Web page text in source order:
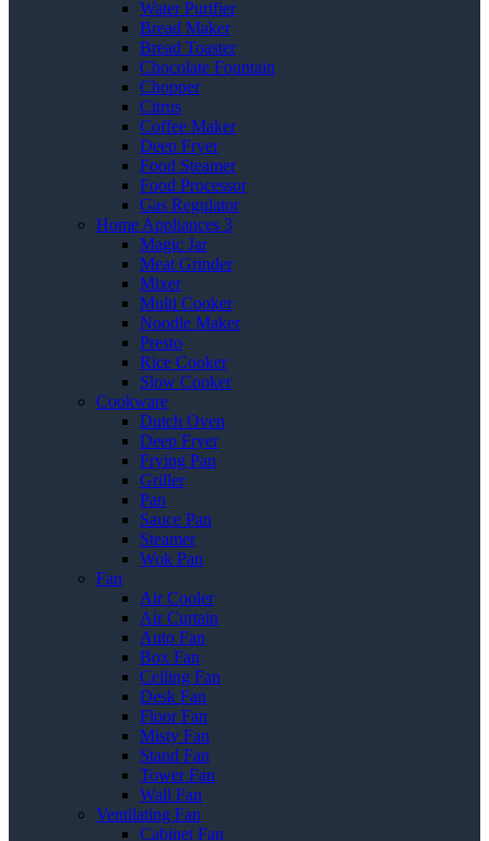
Water Purifier
Bread Maker
Bread Toaster
Chocolate Fountain
Chopper
Citrus
Coffee Maker
Deep Fryer
Food Steamer
Food Processor
Gas Regulator
Home Appliances 3
Magic Jar
Meat Grinder
Mixer
Multi Cooker
Noodle Maker
Presto
Rice Cooker
Slow Cooker
Cookware
Dutch Oven
Deep Fryer
Frying Pan
Griller
Pan
Sauce Pan
Steamer
Wok Pan
Fan
Air Cooler
Air Curtain
Auto Fan
Box Fan
Ceiling Fan
Desk Fan
Floor Fan
Misty Fan
Stand Fan
Tower Fan
Wall Fan
Ventilating Fan
Cabinet Fan